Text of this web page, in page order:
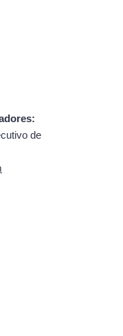
de